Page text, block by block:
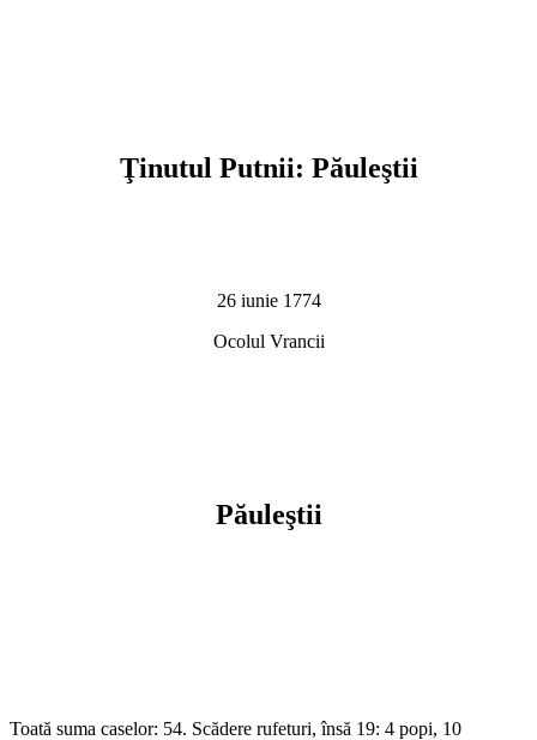
Ţinutul Putnii: Păuleştii
26 iunie 1774
Ocolul Vrancii
Păuleştii
Toată suma caselor: 54. Scădere rufeturi, însă 19: 4 popi, 10